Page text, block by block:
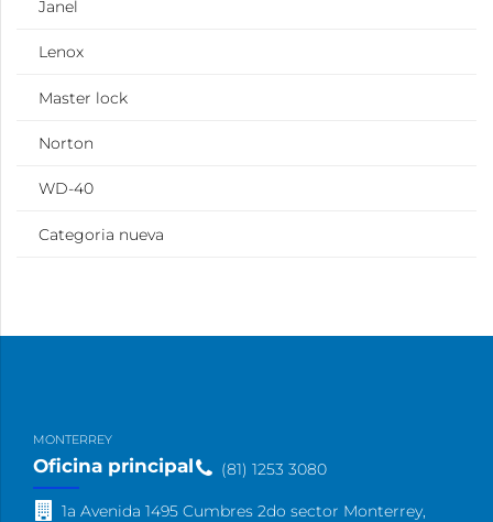
Janel
Lenox
Master lock
Norton
WD-40
Categoria nueva
MONTERREY
Oficina principal (81) 1253 3080
1a Avenida 1495 Cumbres 2do sector Monterrey,